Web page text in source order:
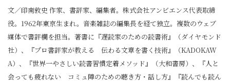
文／印南敦史 作家、書評家、編集者。株式会社アンビエンス代表取締
役。1962年東京生まれ。音楽雑誌の編集長を経て独立。複数のウェブ
媒体で書評欄を担当。著書に『遅読家のための読書術』（ダイヤモンド
社）、『プロ書評家が教える 伝わる文章を書く技術』（KADOKAW
A）、『世界一やさしい読書習慣定着メソッド』（大和書房）、『人と
会っても疲れない コミュ障のための聴き方・話し方』『読んでも読ん